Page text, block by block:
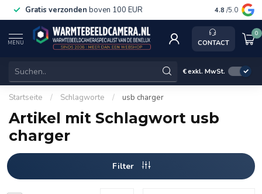
Gratis verzonden boven 100 EUR Service,
4.8 /5.0
MENU CONTACT
0
€exkl. MwSt.
Startseite / Schlagworte / usb charger
Artikel mit Schlagwort usb
charger
Filter